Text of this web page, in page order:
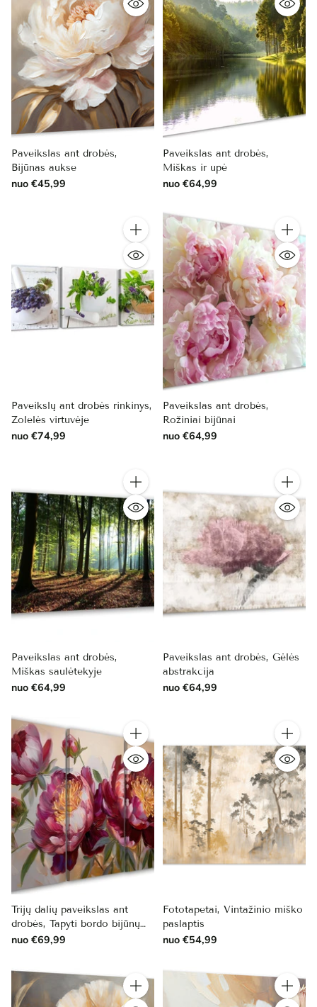
Paveikslas ant drobės,
Bijūnas aukse
nuo €45,99
Paveikslas ant drobės,
Miškas ir upė
nuo €64,99
Kiekis
Paveikslų ant drobės rinkinys,
Žolelės virtuvėje
nuo €74,99
Kiekis
Paveikslas ant drobės,
Rožiniai bijūnai
nuo €64,99
Kiekis
Paveikslas ant drobės,
Miškas saulėtekyje
nuo €64,99
Kiekis
Paveikslas ant drobės, Gėlės
abstrakcija
nuo €64,99
Kiekis
Trijų dalių paveikslas ant
drobės, Tapyti bordo bijūnų
žiedai
nuo €69,99
Kiekis
Fototapetai, Vintažinio miško
paslaptis
nuo €54,99
Kiekis Kiekis